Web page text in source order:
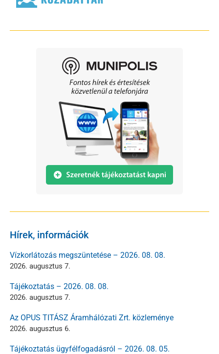
Hírek, információk
Vízkorlátozás megszüntetése – 2026. 08. 08.
2026. augusztus 7.
Tájékoztatás – 2026. 08. 08.
2026. augusztus 7.
Az OPUS TITÁSZ Áramhálózati Zrt. közleménye
2026. augusztus 6.
Tájékoztatás ügyfélfogadásról – 2026. 08. 05.